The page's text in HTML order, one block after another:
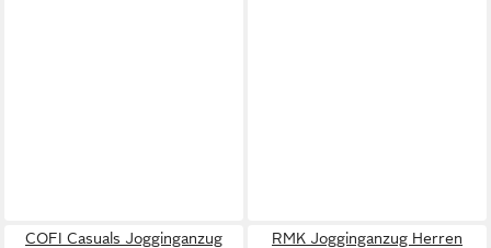
COFI Casuals Jogginganzug RMK Jogginganzug Herren